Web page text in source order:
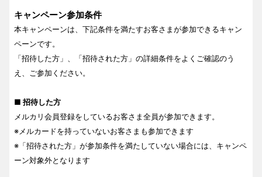
キャンペーン参加条件
本キャンペーンは、下記条件を満たすお客さまが参加できるキャン
ペーンです。
「招待した方」、「招待された方」の詳細条件をよくご確認のう
え、ご参加ください。
■ 招待した方
メルカリ会員登録をしているお客さま全員が参加できます。
※メルカードを持っていないお客さまも参加できます
※「招待された方」が参加条件を満たしていない場合には、キャンペ
ーン対象外となります